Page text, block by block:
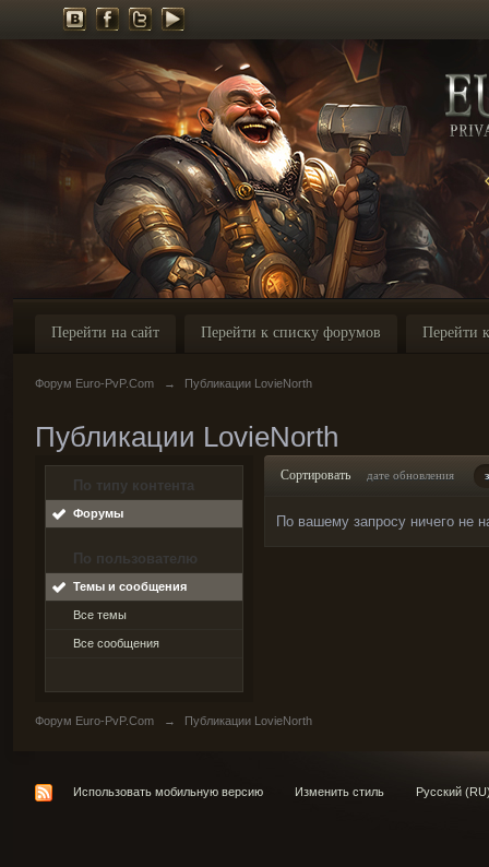
Перейти на сайт Перейти к списку форумов Перейти
Форум Euro-PvP.Com → Публикации LovieNorth
Публикации LovieNorth
По типу контента
Форумы
По пользователю
Темы и сообщения
Все темы
Все сообщения
Сортировать дате обновления
По вашему запросу ничего не
Форум Euro-PvP.Com → Публикации LovieNorth
Использовать мобильную версию Изменить стиль Русский